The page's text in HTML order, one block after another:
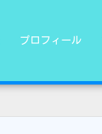
プロフィール